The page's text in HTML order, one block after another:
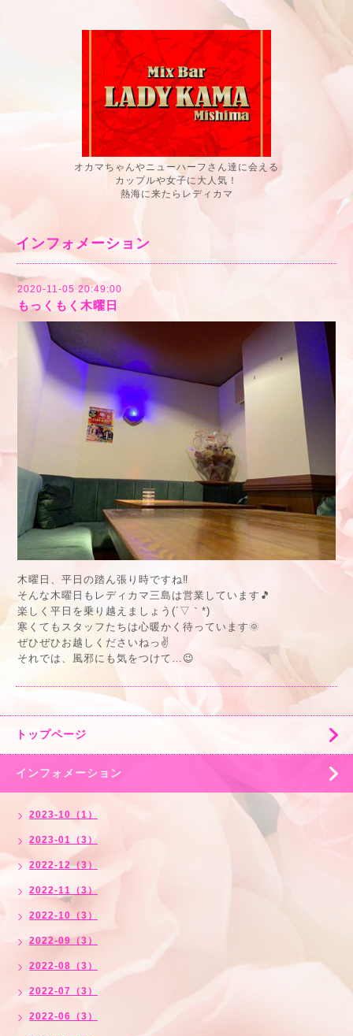
オカマちゃんやニューハーフさん達に会える
カップルや女子に大人気！
熱海に来たらレディカマ
インフォメーション
2020-11-05 20:49:00
もっくもく木曜日
木曜日、平日の踏ん張り時ですね‼️
そんな木曜日もレディカマ三島は営業しています🎵
楽しく平日を乗り越えましょう(´▽｀*)
寒くてもスタッフたちは心暖かく待っています🌞
ぜひぜひお越しくださいねっ✌️
それでは、風邪にも気をつけて…😉
トップページ
インフォメーション
2023-10（1）
2023-01（3）
2022-12（3）
2022-11（3）
2022-10（3）
2022-09（3）
2022-08（3）
2022-07（3）
2022-06（3）